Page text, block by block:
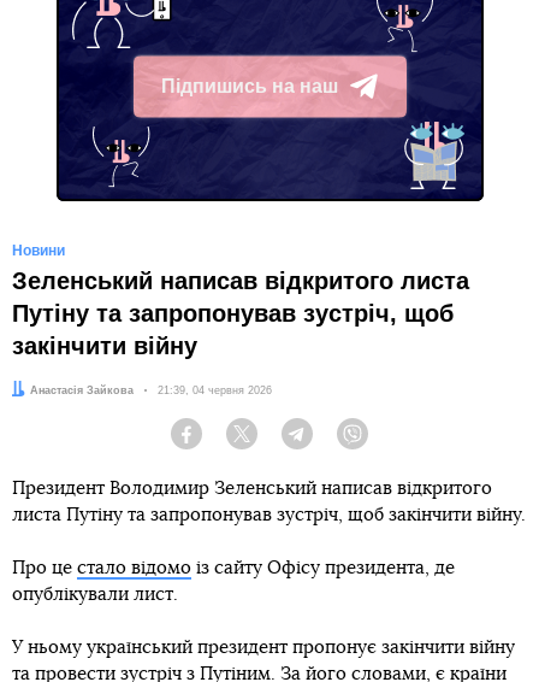
Підпишись на наш
Telegram
Новини
Зеленський написав відкритого листа
Путіну та запропонував зустріч, щоб
закінчити війну
Автор:
Анастасія Зайкова Дата:
21:39, 04 червня 2026
Facebook Twitter Telegram
Президент Володимир Зеленський написав відкритого
листа Путіну та запропонував зустріч, щоб закінчити війну.
Про це стало відомо із сайту Офісу президента, де
опублікували лист.
У ньому український президент пропонує закінчити війну
та провести зустріч з Путіним. За його словами, є країни